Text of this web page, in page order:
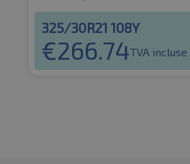
325/30R21 108Y
€266.74TVA incluse